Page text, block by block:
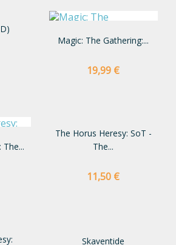
Magic: The Gathering:...
Preço
19,99 €
The Horus Heresy: SoT -
The...
Preço
11,50 €
Skaventide